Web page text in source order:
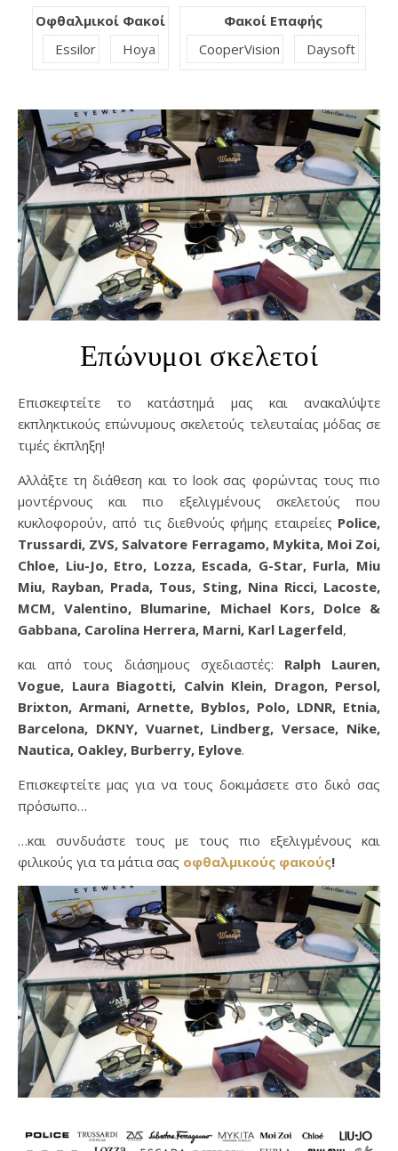
Οφθαλμικοί Φακοί
Essilor
Hoya
Φακοί Επαφής
CooperVision
Daysoft
Επώνυμοι σκελετοί
Επισκεφτείτε το κατάστημά μας και ανακαλύψτε
εκπληκτικούς επώνυμους σκελετούς τελευταίας μόδας σε
τιμές έκπληξη!
Αλλάξτε τη διάθεση και το look σας φορώντας τους πιο
μοντέρνους και πιο εξελιγμένους σκελετούς που
κυκλοφορούν, από τις διεθνούς φήμης εταιρείες Police,
Trussardi, ZVS, Salvatore Ferragamo, Mykita, Moi Zoi,
Chloe, Liu-Jo, Etro, Lozza, Escada, G-Star, Furla, Miu
Miu, Rayban, Prada, Tous, Sting, Nina Ricci, Lacoste,
MCM, Valentino, Blumarine, Michael Kors, Dolce &
Gabbana, Carolina Herrera, Marni, Karl Lagerfeld,
και από τους διάσημους σχεδιαστές: Ralph Lauren,
Vogue, Laura Biagotti, Calvin Klein, Dragon, Persol,
Brixton, Armani, Arnette, Byblos, Polo, LDNR, Etnia,
Barcelona, DKNY, Vuarnet, Lindberg, Versace, Nike,
Nautica, Oakley, Burberry, Eylove.
Επισκεφτείτε μας για να τους δοκιμάσετε στο δικό σας
πρόσωπο…
…και συνδυάστε τους με τους πιο εξελιγμένους και
φιλικούς για τα μάτια σας οφθαλμικούς φακούς!